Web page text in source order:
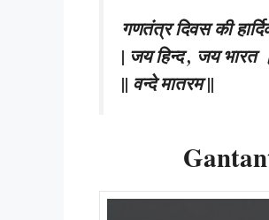
गणतंत्र दिवस की
| जय हिन्द , जय भारत
|| वन्दे मातरम ||